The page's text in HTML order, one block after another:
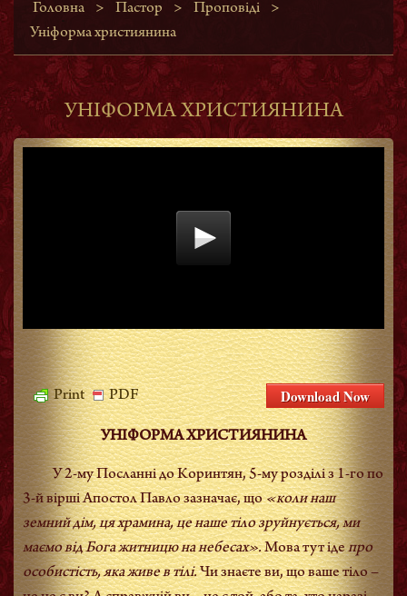
Головна > Пастор > Проповіді
>
Уніформа християнина
УНІФОРМА ХРИСТИЯНИНА
Print PDF Download Now
УНІФОРМА ХРИСТИЯНИНА
У 2-му Посланні до Коринтян, 5-му розділі з 1-го по
3-й вірші Апостол Павло зазначає, що«коли наш
земний дім, ця храмина, це наше тіло зруйнується, ми
маємо від Бога житницю на небесах».Мова тут ідепро
особистість, яка живе в тілі.Чи знаєте ви, що ваше тіло –